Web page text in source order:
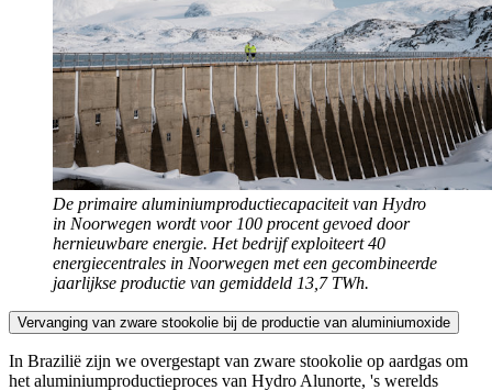
De primaire aluminiumproductiecapaciteit van Hydro
in Noorwegen wordt voor 100 procent gevoed door
hernieuwbare energie. Het bedrijf exploiteert 40
energiecentrales in Noorwegen met een gecombineerde
jaarlijkse productie van gemiddeld 13,7 TWh.
Vervanging van zware stookolie bij de productie van aluminiumoxide
In Brazilië zijn we overgestapt van zware stookolie op aardgas om
het aluminiumproductieproces van Hydro Alunorte, 's werelds